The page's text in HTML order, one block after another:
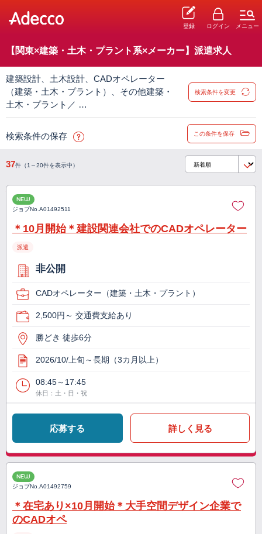
登録 ログイン メニュー
【関東×建築・土木・プラント系×メーカー】派遣求人
建築設計、土木設計、CADオペレーター
（建築・土木・プラント）、その他建築・
土木・プラント／ …
検索条件を変更
検索条件の保存 この条件を保存
37件（1～20件を表示中）
NEW
ジョブNo.A01492511
＊10月開始＊建設関連会社でのCADオペレーター
派遣
非公開
CADオペレーター（建築・土木・プラント）
2,500円～ 交通費支給あり
勝どき 徒歩6分
2026/10/上旬～長期（3カ月以上）
08:45～17:45
休日：土・日・祝
応募する 詳しく見る
NEW
ジョブNo.A01492759
＊在宅あり×10月開始＊大手空間デザイン企業で
のCADオペ